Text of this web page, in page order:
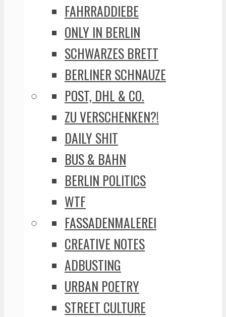
FAHRRADDIEBE
ONLY IN BERLIN
SCHWARZES BRETT
BERLINER SCHNAUZE
POST, DHL & CO.
ZU VERSCHENKEN?!
DAILY SHIT
BUS & BAHN
BERLIN POLITICS
WTF
FASSADENMALEREI
CREATIVE NOTES
ADBUSTING
URBAN POETRY
STREET CULTURE